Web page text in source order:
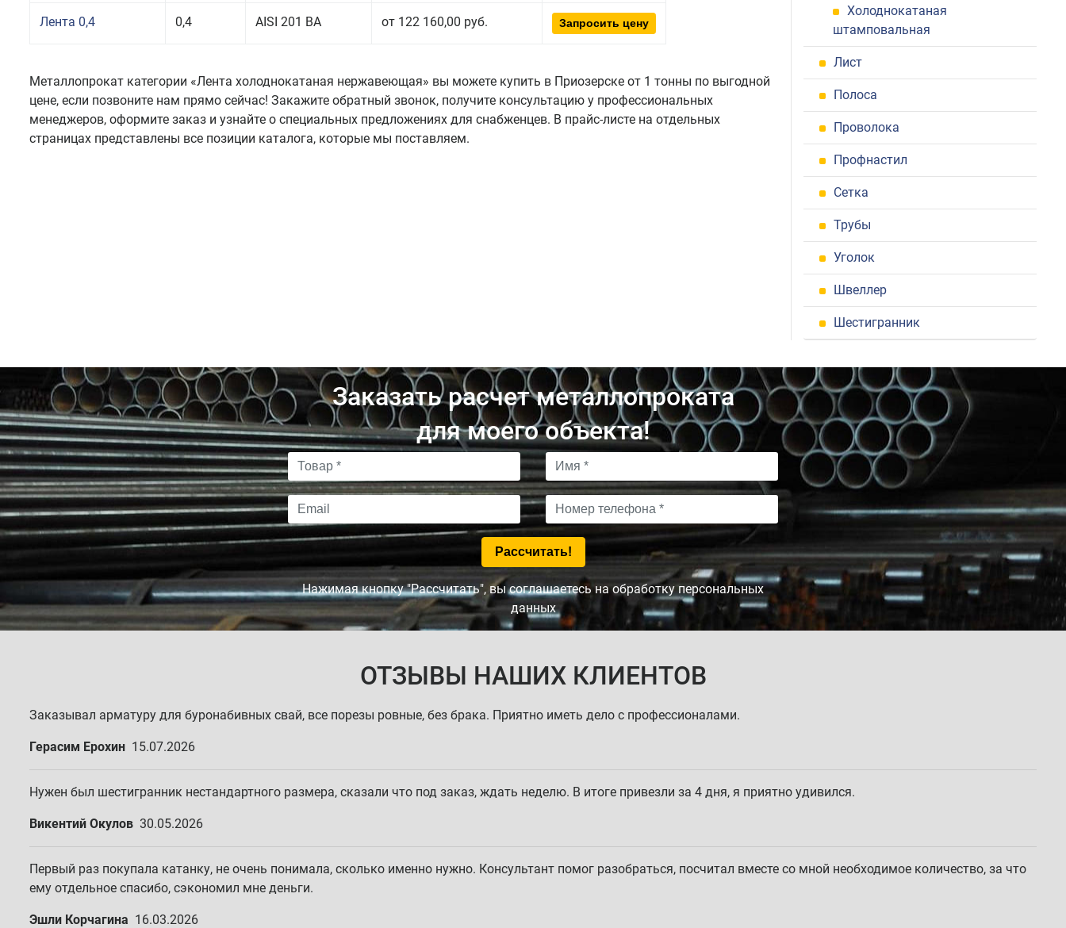
Лента 0,4 0,4 AISI 201 BA от 122 160,00 руб. Запросить цену
Металлопрокат категории «Лента холоднокатаная нержавеющая» вы можете купить в Приозерске от 1 тонны по выгодной
цене, если позвоните нам прямо сейчас! Закажите обратный звонок, получите консультацию у профессиональных
менеджеров, оформите заказ и узнайте о специальных предложениях для снабженцев. В прайс-листе на отдельных
страницах представлены все позиции каталога, которые мы поставляем.
Холоднокатаная
штамповальная
Лист
Полоса
Проволока
Профнастил
Сетка
Трубы
Уголок
Швеллер
Шестигранник
Заказать расчет металлопроката
для моего объекта!
Нажимая кнопку "Рассчитать", вы соглашаетесь на обработку персональных
данных
ОТЗЫВЫ НАШИХ КЛИЕНТОВ
Заказывал арматуру для буронабивных свай, все порезы ровные, без брака. Приятно иметь дело с профессионалами.
Герасим Ерохин 15.07.2026
Нужен был шестигранник нестандартного размера, сказали что под заказ, ждать неделю. В итоге привезли за 4 дня, я приятно удивился.
Викентий Окулов 30.05.2026
Первый раз покупала катанку, не очень понимала, сколько именно нужно. Консультант помог разобраться, посчитал вместе со мной необходимое количество, за что
ему отдельное спасибо, сэкономил мне деньги.
Эшли Корчагина 16.03.2026